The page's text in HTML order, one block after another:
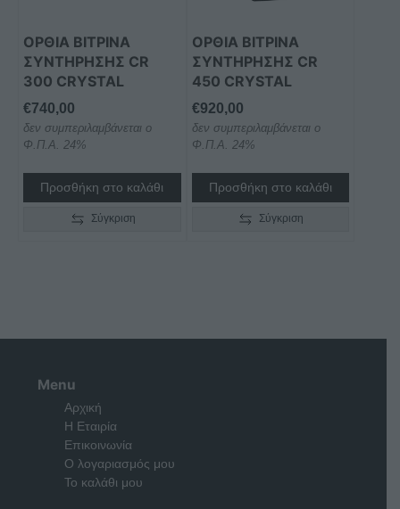
ΟΡΘΙΑ ΒΙΤΡΙΝΑ
ΣΥΝΤΗΡΗΣΗΣ CR
300 CRYSTAL
€740,00
δεν συμπεριλαμβάνεται ο
Φ.Π.Α. 24%
Προσθήκη στο καλάθι
Σύγκριση
ΟΡΘΙΑ ΒΙΤΡΙΝΑ
ΣΥΝΤΗΡΗΣΗΣ CR
450 CRYSTAL
€920,00
δεν συμπεριλαμβάνεται ο
Φ.Π.Α. 24%
Προσθήκη στο καλάθι
Σύγκριση
Menu
Αρχική
Η Εταιρία
Επικοινωνία
Ο λογαριασμός μου
Το καλάθι μου